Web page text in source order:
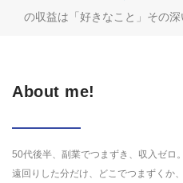
の収益は「好きなこと」その深
About me!
50代後半、副業でつまずき、収入ゼロ
遠回りした分だけ、どこでつまずくか